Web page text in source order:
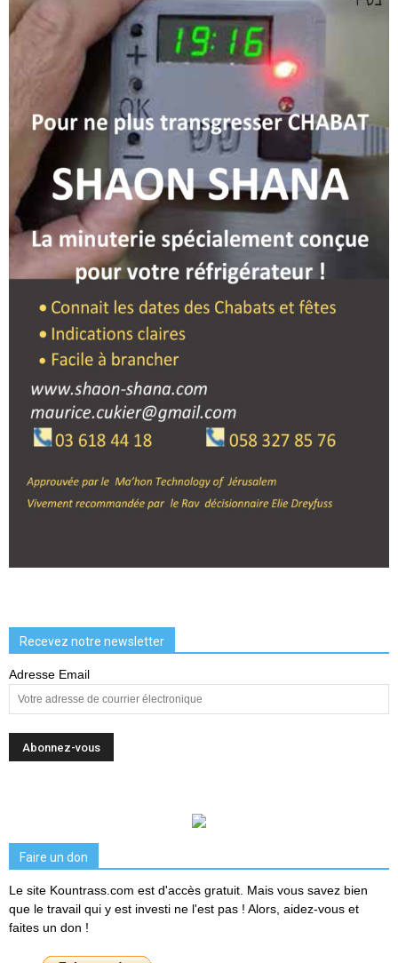
Recevez notre newsletter
Adresse Email
Faire un don
Le site Kountrass.com est d'accès gratuit. Mais vous savez bien
que le travail qui y est investi ne l'est pas ! Alors, aidez-vous et
faites un don !